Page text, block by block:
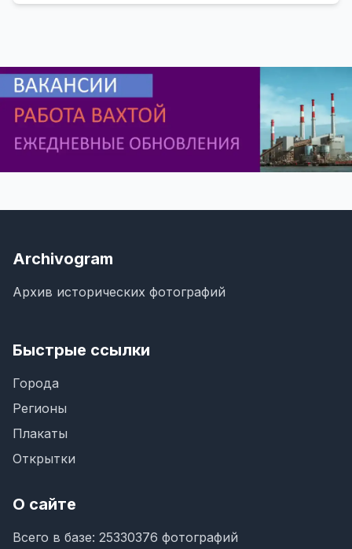
Archivogram
Архив исторических фотографий
Быстрые ссылки
Города
Регионы
Плакаты
Открытки
О сайте
Всего в базе: 25330376 фотографий